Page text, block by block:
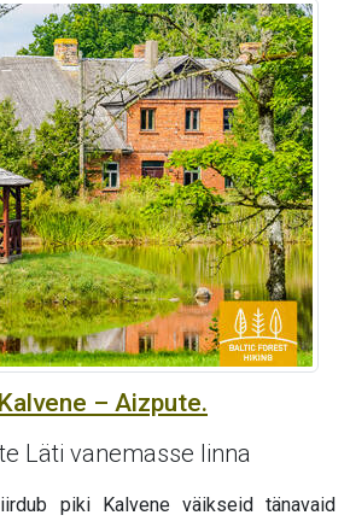
– Aizpute.
Läti vanemasse linna
piki Kalvene väikseid tänavaid